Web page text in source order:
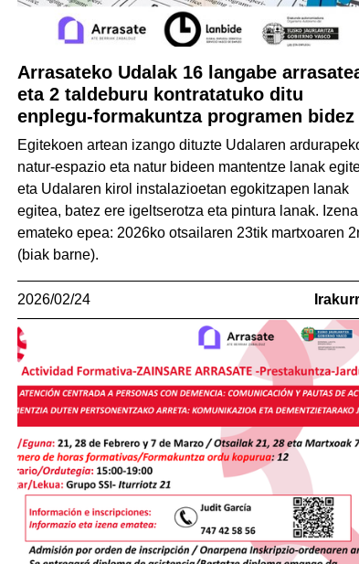
Arrasateko Udalak 16 langabe
eta 2 taldeburu kontratatuko ditu
enplegu-formakuntza programen bidez
Egitekoen artean izango dituzte Udalaren
natur-espazio eta natur bideen mantentze lanak
eta Udalaren kirol instalazioetan egokitzapen lanak
egitea, batez ere igeltserotza eta pintura lanak. Izena
emateko epea: 2026ko otsailaren 23tik martxoaren
(biak barne).
2026/02/24